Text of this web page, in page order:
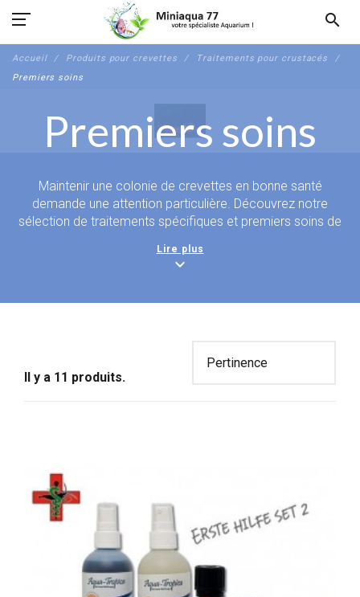
search
Accueil Produits pour crevettes
Traitements pour crustacés
Premiers soins
Premiers soins
Maintenirune colonie de crevettes en bonne santé
demande une attention particulière. Découvrez notre
sélection de traitements spécifiques et premiers soins de
sans danger pour vos invertébrés, vous permettent d'agir
Lire plus
expand_more
Il y a 11 produits.